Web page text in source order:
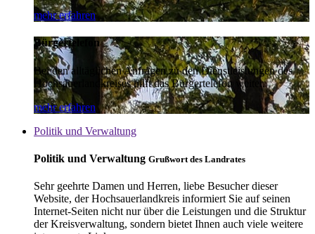
mehr erfahren
Bürgertelefon
Bei den alltäglichen Anfragen zu den Dienstleistungen des
Hochsauerlandkreises hilft das Bürgertelefon weiter.
mehr erfahren
Politik und Verwaltung
Politik und Verwaltung Grußwort des Landrates
Sehr geehrte Damen und Herren, liebe Besucher dieser
Website, der Hochsauerlandkreis informiert Sie auf seinen
Internet-Seiten nicht nur über die Leistungen und die Struktur
der Kreisverwaltung, sondern bietet Ihnen auch viele weitere